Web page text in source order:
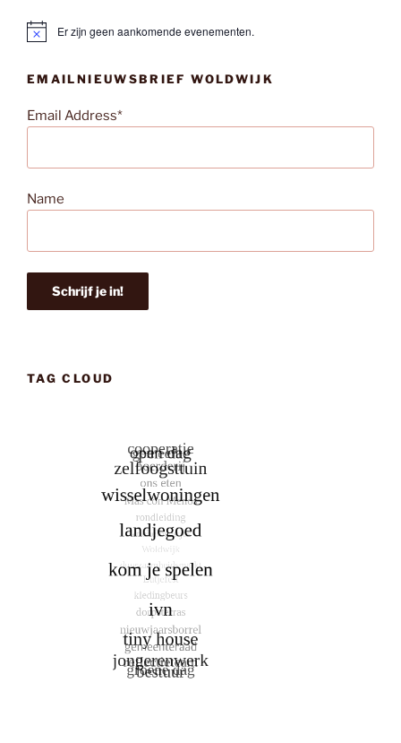
i
h
t
Er zijn geen aankomende evenementen.
EMAILNIEUWSBRIEF WOLDWIJK
Email Address*
Name
TAG CLOUD